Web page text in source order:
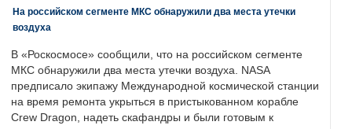
На российском сегменте МКС обнаружили два места утечки
воздуха
В «Роскосмосе» сообщили, что на российском сегменте
МКС обнаружили два места утечки воздуха. NASA
предписало экипажу Международной космической станции
на время ремонта укрыться в пристыкованном корабле
Crew Dragon, надеть скафандры и были готовым к